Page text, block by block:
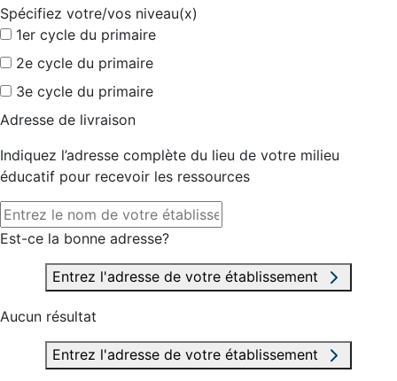
Spécifiez votre/vos niveau(x)
1er cycle du primaire
2e cycle du primaire
3e cycle du primaire
Adresse de livraison
Indiquez l’adresse complète du lieu de votre milieu
éducatif pour recevoir les ressources
Est-ce la bonne adresse?
Entrez l'adresse de votre établissement
Aucun résultat
Entrez l'adresse de votre établissement